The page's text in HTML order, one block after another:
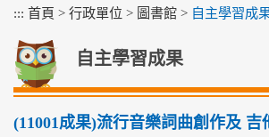
::: 首頁 > 行政單位 > 圖書館 > 自主學習成
自主學習成果
(11001成果)流行音樂詞曲創作及 吉